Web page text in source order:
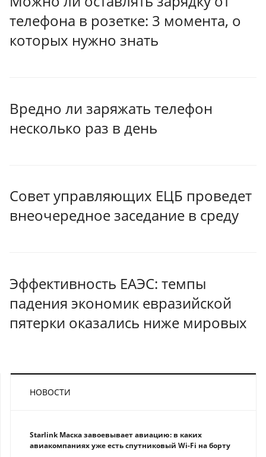
телефона в розетке: 3 момента, о
которых нужно знать
Вредно ли заряжать телефон
несколько раз в день
Совет управляющих ЕЦБ проведет
внеочередное заседание в среду
Эффективность ЕАЭС: темпы
падения экономик евразийской
пятерки оказались ниже мировых
НОВОСТИ
Starlink Маска завоевывает авиацию: в каких
авиакомпаниях уже есть спутниковый Wi-Fi на борту